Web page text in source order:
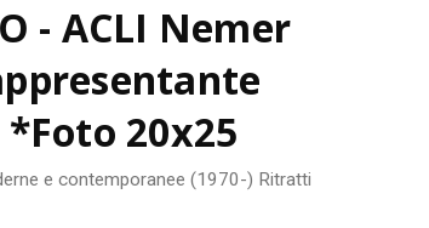
- ACLI Nemer
20x25
e contemporanee (1970-) Ritratti